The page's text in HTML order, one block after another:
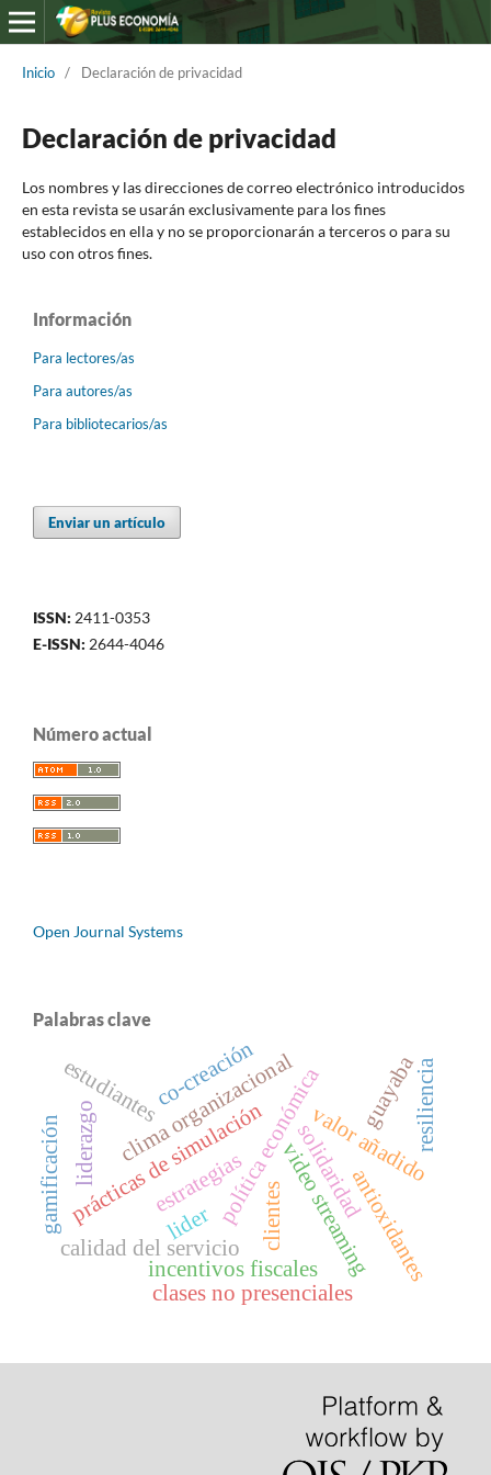
Inicio / Declaración de privacidad
Declaración de privacidad
Los nombres y las direcciones de correo electrónico introducidos
en esta revista se usarán exclusivamente para los fines
establecidos en ella y no se proporcionarán a terceros o para su
uso con otros fines.
Información
Para lectores/as
Para autores/as
Para bibliotecarios/as
Enviar un artículo
ISSN: 2411-0353
E-ISSN: 2644-4046
Número actual
Open Journal Systems
Palabras clave
solidaridad
política económica
clima organizacional
calidad del servicio
prácticas de simulación
estrategias
incentivos fiscales
estudiantes
valor añadido
video streaming
lider
liderazgo
clases no presenciales
antioxidantes
gamificación
resiliencia
guayaba
co-creación
clientes